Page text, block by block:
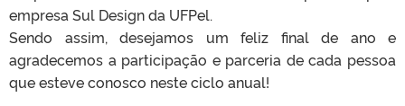
empresa Sul Design da UFPel.
Sendo assim, desejamos um feliz final de ano e
agradecemos a participação e parceria de cada pessoa
que esteve conosco neste ciclo anual!